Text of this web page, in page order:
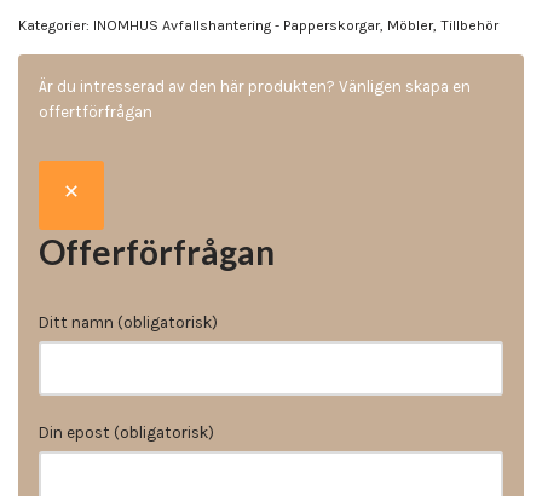
Kategorier: INOMHUS Avfallshantering - Papperskorgar, Möbler, Tillbehör
Är du intresserad av den här produkten? Vänligen skapa en
offertförfrågan
Offerförfrågan
Ditt namn (obligatorisk)
Din epost (obligatorisk)